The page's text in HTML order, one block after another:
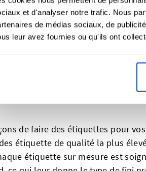
et d'analyser notre trafic. Nous
de médias sociaux, de
leur avez fournies ou qu'ils ont
pour jean de qualité
de faire des étiquettes pour
étiquette de qualité la plus
étiquette sur mesure est